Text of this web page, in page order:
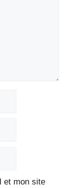
et mon site